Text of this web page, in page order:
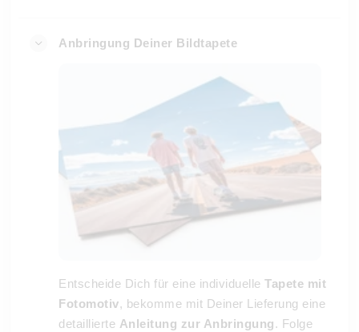
Anbringung Deiner Bildtapete
Entscheide Dich für eine individuelle Tapete mit
Fotomotiv, bekomme mit Deiner Lieferung eine
detaillierte Anleitung zur Anbringung. Folge